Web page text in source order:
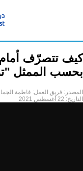
كيف تتصرّف أمام
بحسب الممثل
المصدر: فريق العمل: فاطمة
التاريخ: 22 أغسطس 2021